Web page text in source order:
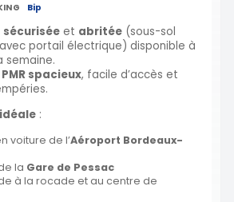
Bip
sécurisée et abritée (sous-sol
portail électrique) disponible à
semaine.
PMR spacieux, facile d’accès et
:
voiture de l’Aéroport Bordeaux-
la Gare de Pessac
à la rocade et au centre de